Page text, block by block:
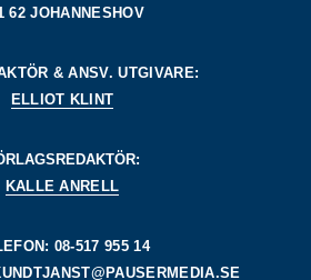
62 JOHANNESHOV
& ANSV. UTGIVARE:
ELLIOT KLINT
KALLE ANRELL
08-517 955 14